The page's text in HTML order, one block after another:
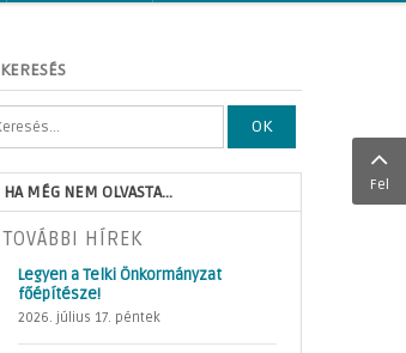
KERESÉS
OK
HA MÉG NEM OLVASTA...
TOVÁBBI HÍREK
Legyen a Telki Önkormányzat
főépítésze!
2026. július 17. péntek
Fel